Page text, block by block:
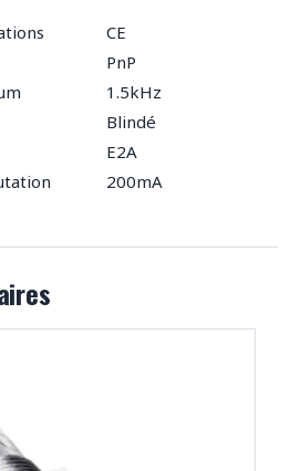
CE
PnP
1.5kHz
Blindé
E2A
200mA